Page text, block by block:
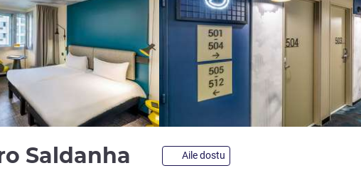
Saldanha 2 yıldız
Aile dostu